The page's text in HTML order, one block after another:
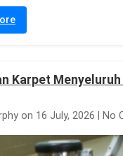
Karpet
on 16 July, 2026 | No